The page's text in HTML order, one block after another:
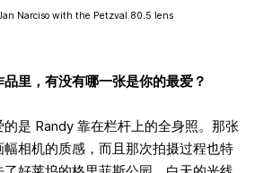
Narciso with the Petzval 80.5 lens
里，有没有哪一张是你的最爱？
是 Randy 靠在栏杆上的全身照。那张
相机的质感，而且那次拍摄过程也特